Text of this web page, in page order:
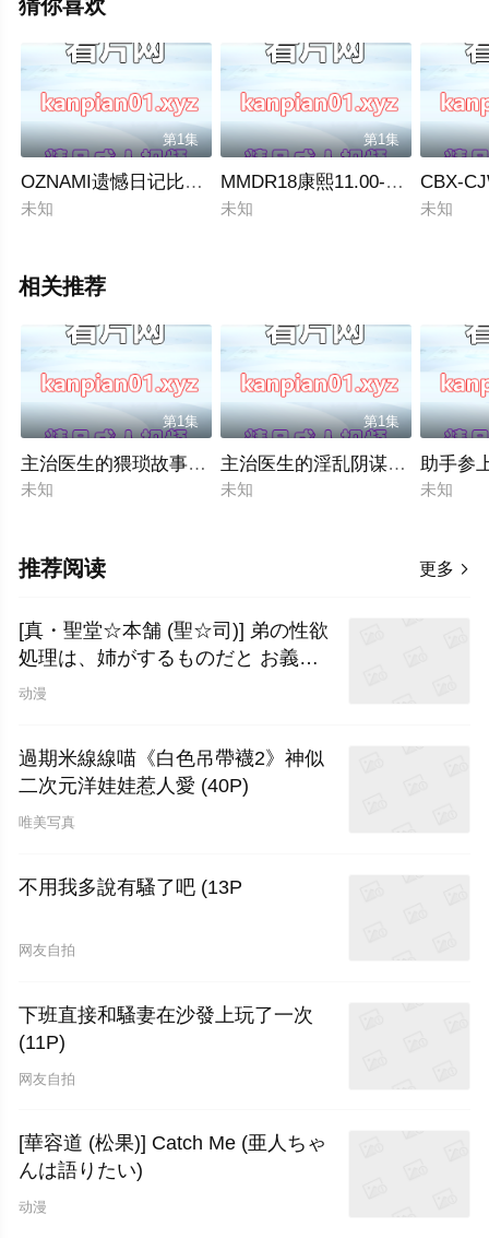
猜你喜欢
第1集
OZNAMI遗憾日记比基尼中文字幕
未知
第1集
MMDR18康熙11.00-2020滴灌黑
未知
CBX-
未知
相关推荐
第1集
主治医生的猥琐故事中文字幕
未知
第1集
主治医生的淫乱阴谋第二部分中
未知
助手参
未知
更多 
推荐阅读
[真・聖堂☆本舗 (聖☆司)] 弟の性欲
処理は、姉がするものだと お義姉
ちゃんは思って
动漫
過期米線線喵《白色吊帶襪2》神似
二次元洋娃娃惹人愛 (40P)
唯美写真
不用我多說有騷了吧 (13P
网友自拍
下班直接和騷妻在沙發上玩了一次
(11P)
网友自拍
[華容道 (松果)] Catch Me (亜人ちゃ
んは語りたい)
动漫